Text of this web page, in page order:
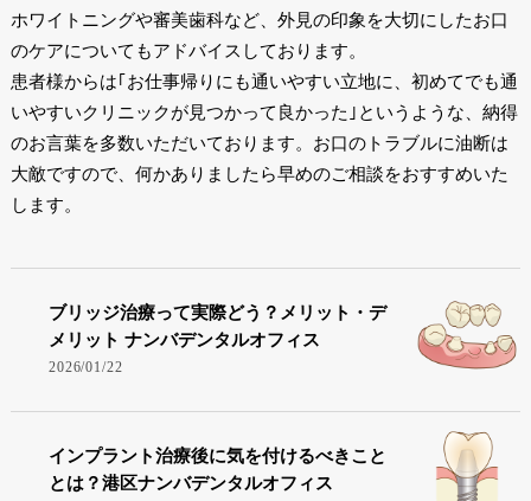
ホワイトニングや審美歯科など、外見の印象を大切にしたお口
のケアについてもアドバイスしております。
患者様からは｢お仕事帰りにも通いやすい立地に、初めてでも通
いやすいクリニックが見つかって良かった｣というような、納得
のお言葉を多数いただいております。お口のトラブルに油断は
大敵ですので、何かありましたら早めのご相談をおすすめいた
します。
ブリッジ治療って実際どう？メリット・デ
メリット ナンバデンタルオフィス
2026/01/22
インプラント治療後に気を付けるべきこと
とは？港区ナンバデンタルオフィス